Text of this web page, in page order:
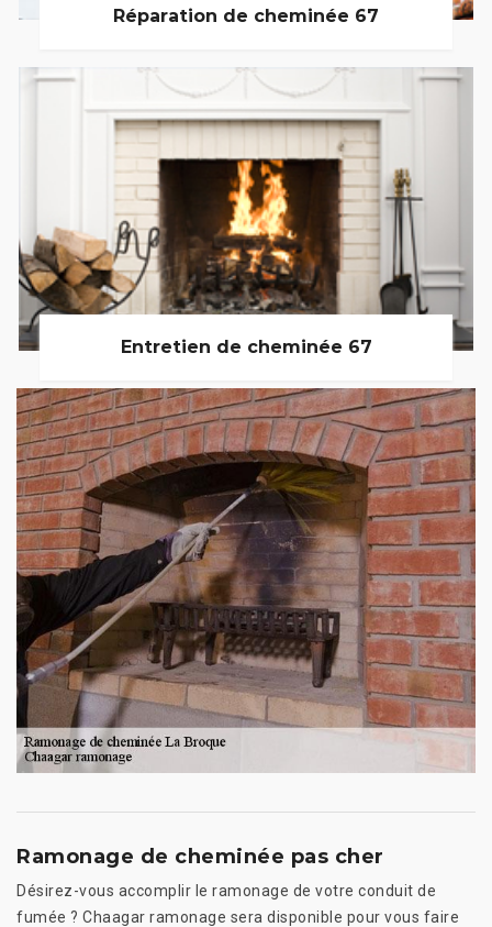
Réparation de cheminée 67
Entretien de cheminée 67
Ramonage de cheminée pas cher
Désirez-vous accomplir le ramonage de votre conduit de
fumée ? Chaagar ramonage sera disponible pour vous faire